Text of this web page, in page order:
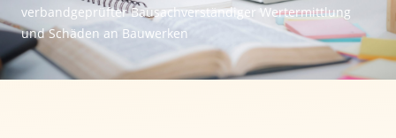
verbandgeprüfter Bausachverständiger Wertermittlung
und Schäden an Bauwerken